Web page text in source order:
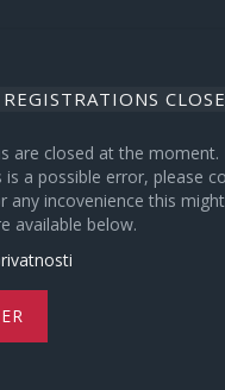
REGISTRATIONS
are closed at the
is a possible error, please
any incovenience this
available below.